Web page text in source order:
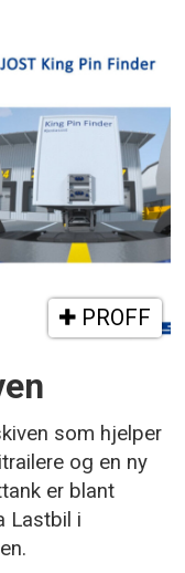
PROFF
som hjelper
og en ny
er blant
Lastbil i